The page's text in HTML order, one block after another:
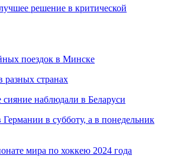
решение в критической
поездок в Минске
разных странах
сияние наблюдали в Беларуси
в субботу, а в понедельник
мира по хоккею 2024 года